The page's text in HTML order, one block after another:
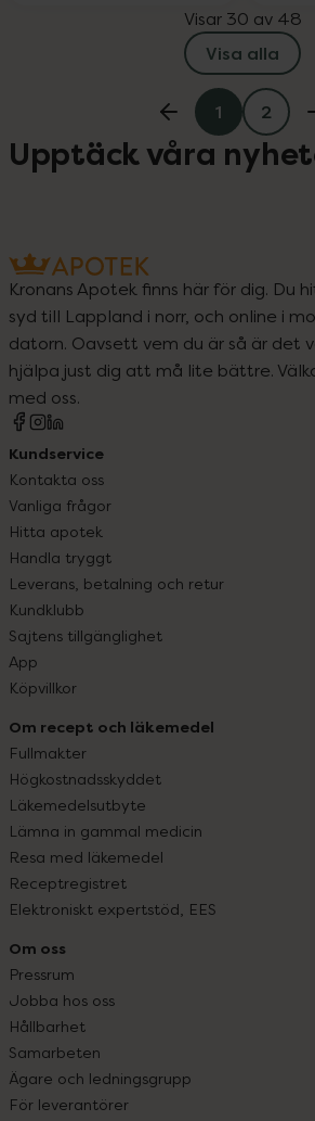
Visar 30 av 48
Visa alla
1 2
Upptäck våra
Kronans Apotek finns här för dig. Du
syd till Lappland i norr, och online i
datorn. Oavsett vem du är så är det
hjälpa just dig att må lite bättre.
med oss.
Kundservice
Kontakta oss
Vanliga frågor
Hitta apotek
Handla tryggt
Leverans, betalning och retur
Kundklubb
Sajtens tillgänglighet
App
Köpvillkor
Om recept och läkemedel
Fullmakter
Högkostnadsskyddet
Läkemedelsutbyte
Lämna in gammal medicin
Resa med läkemedel
Receptregistret
Elektroniskt expertstöd, EES
Om oss
Pressrum
Jobba hos oss
Hållbarhet
Samarbeten
Ägare och ledningsgrupp
För leverantörer